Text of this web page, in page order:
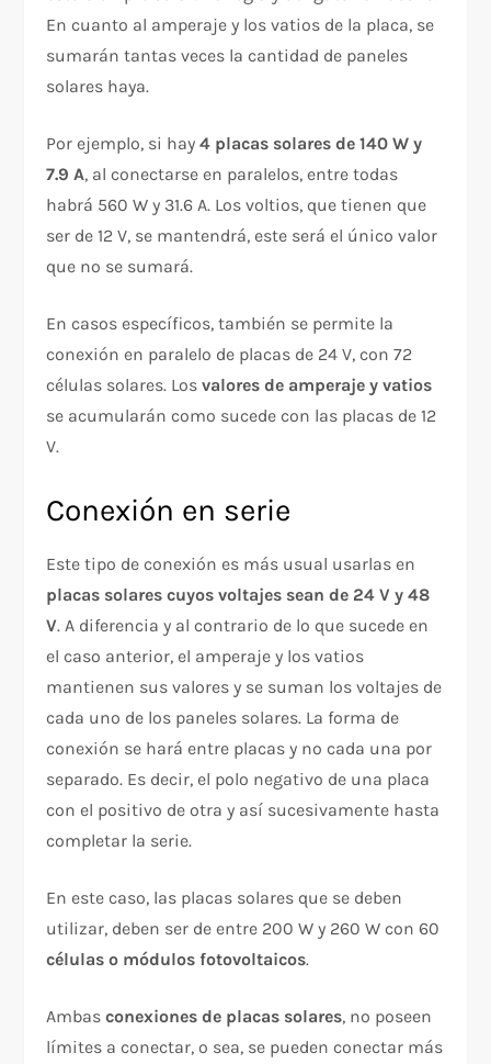
En cuanto al amperaje y los vatios de la placa, se
sumarán tantas veces la cantidad de paneles
solares haya.
Por ejemplo, si hay4 placas solares de 140 W y
7.9 A, al conectarse en paralelos, entre todas
habrá 560 W y 31.6 A. Los voltios, que tienen que
ser de 12 V, se mantendrá, este será el único valor
que no se sumará.
En casos específicos, también se permite la
conexión en paralelo de placas de 24 V, con 72
células solares. Losvalores de amperaje y vatios
se acumularán como sucede con las placas de 12
V.
Conexión en serie
Este tipo de conexión es más usual usarlas en
placas solares cuyos voltajes sean de 24 V y 48
V. A diferencia y al contrario de lo que sucede en
el caso anterior, el amperaje y los vatios
mantienen sus valores y se suman los voltajes de
cada uno de los paneles solares. La forma de
conexión se hará entre placas y no cada una por
separado. Es decir, el polo negativo de una placa
con el positivo de otra y así sucesivamente hasta
completar la serie.
En este caso, las placas solares que se deben
utilizar, deben ser de entre 200 W y 260 W con 60
células o módulos fotovoltaicos.
Ambasconexiones de placas solares, no poseen
límites a conectar, o sea, se pueden conectar más